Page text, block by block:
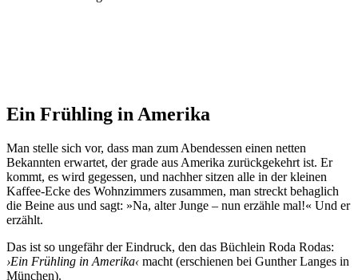
Ein Frühling in Amerika
Man stelle sich vor, dass man zum Abendessen einen netten
Bekannten erwartet, der grade aus Amerika zurückgekehrt ist. Er
kommt, es wird gegessen, und nachher sitzen alle in der kleinen
Kaffee-Ecke des Wohnzimmers zusammen, man streckt behaglich
die Beine aus und sagt: »Na, alter Junge – nun erzähle mal!« Und er
erzählt.
Das ist so ungefähr der Eindruck, den das Büchlein Roda Rodas:
›Ein Frühling in Amerika‹ macht (erschienen bei Gunther Langes in
München).